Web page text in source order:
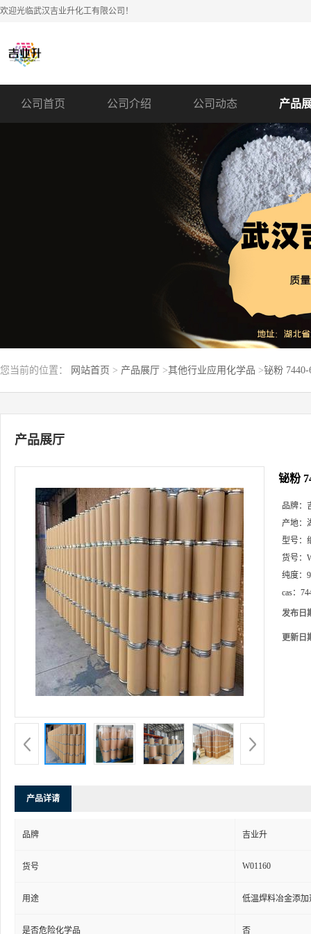
欢迎光临武汉吉业升化工有限公司！
公司首页 公司介绍 公司动态 产品
您当前的位置： 网站首页 > 产品展厅 >其他行业应用化学品 >铋粉
产品展厅
铋粉
品牌：
产地：
型号：
货号：
纯度：
cas：
发布日
更新日
产品详请
品牌 吉业升
货号 W01160
用途 低温焊料冶金添加
是否危险化学品 否